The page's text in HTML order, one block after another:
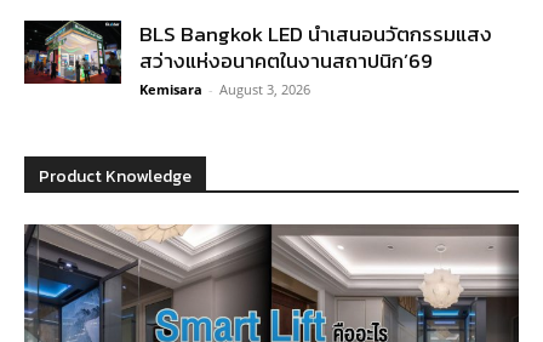
BLS Bangkok LED นำเสนอนวัตกรรมแสง
สว่างแห่งอนาคตในงานสถาปนิก’69
Kemisara - August 3, 2026
Product Knowledge